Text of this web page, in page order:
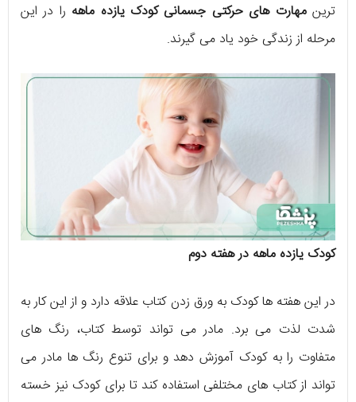
ترینمهارت های حرکتی جسمانی کودک یازده ماهه را در این
مرحله از زندگی خود یاد می گیرند.
کودک یازده ماهه در هفته دوم
در این هفته ها کودک به ورق زدن کتاب علاقه دارد و از این کار به
شدت لذت می برد. مادر می تواند توسط کتاب، رنگ های
متفاوت را به کودک آموزش دهد و برای تنوع رنگ ها مادر می
تواند از کتاب های مختلفی استفاده کند تا برای کودک نیز خسته